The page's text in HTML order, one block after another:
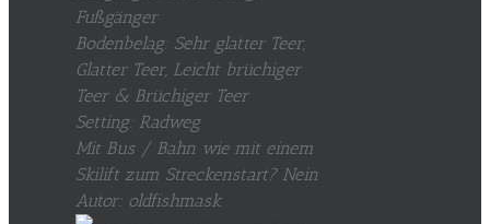
Fußgänger
Bodenbelag: Sehr glatter Teer,
Glatter Teer, Leicht brüchiger
Teer & Brüchiger Teer
Setting: Radweg
Mit Bus / Bahn wie mit einem
Skilift zum Streckenstart? Nein
Autor: oldfishmask